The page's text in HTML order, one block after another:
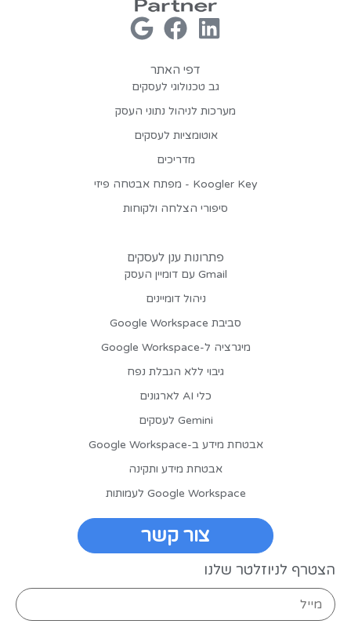
צור קשר
הצטרף לניוזלטר שלנו
פתרונות ענן לעסקים
Gmail עם דומיין העסק
ניהול דומיינים
סביבת Google Workspace
מיגרציה ל-Google Workspace
גיבוי ללא הגבלת נפח
כלי AI לארגונים
Gemini לעסקים
אבטחת מידע ב-Google Workspace
אבטחת מידע ותקינה
Google Workspace לעמותות
דפי האתר
גב טכנולוגי לעסקים
מערכות לניהול נתוני העסק
אוטומציות לעסקים
מדריכים
Koogler Key - מפתח אבטחה פיזי
סיפורי הצלחה ולקוחות